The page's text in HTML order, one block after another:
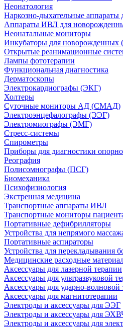
Неонатология
Наркозно-дыхательные
Аппараты ИВЛ для
Неонатальные мониторы
Инкубаторы для новорожденных
Открытые реанимационные
Лампы фототерапии
Функциональная диагностика
Дерматоскопы
Электрокардиографы (ЭКГ)
Холтеры
Суточные мониторы АД (СМАД)
Электроэнцефалографы (ЭЭГ)
Электромиографы (ЭМГ)
Стресс-системы
Спирометры
Приборы для диагностики
Реография
Полисомнографы (ПСГ)
Биомеханика
Психофизиология
Экстренная медицина
Транспортные аппараты ИВЛ
Транспортные мониторы
Портативные дефибрилляторы
Устройства для непрямого
Портативные аспираторы
Устройства для перекладывания
Медицинские расходные
Аксессуары для лазерной терапии
Аксессуары для ультразвуковой
Аксессуары для ударно-волновой
Аксессуары для магнитотерапии
Электроды и аксессуары для ЭЭГ
Электроды и аксессуары для
Электроды и аксессуары для